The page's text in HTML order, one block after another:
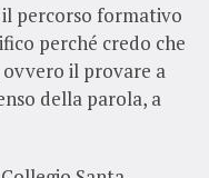
il percorso formativo
perché credo che
il provare a
della parola, a